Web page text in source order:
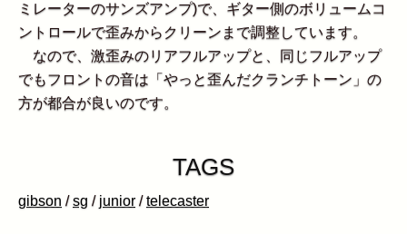
ミレーターのサンズアンプ)で、ギター側のボリュームコ
ントロールで歪みからクリーンまで調整しています。
なので、激歪みのリアフルアップと、同じフルアップ
でもフロントの音は「やっと歪んだクランチトーン」の
方が都合が良いのです。
TAGS
gibson /sg / junior /telecaster